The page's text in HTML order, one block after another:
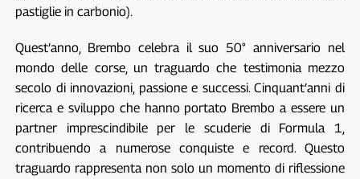
pastiglie in carbonio).
Quest’anno, Brembo celebra il suo 50° anniversario nel
mondo delle corse, un traguardo che testimonia mezzo
secolo di innovazioni, passione e successi. Cinquant’anni di
ricerca e sviluppo che hanno portato Brembo a essere un
partner imprescindibile per le scuderie di Formula 1,
contribuendo a numerose conquiste e record. Questo
traguardo rappresenta non solo un momento di riflessione